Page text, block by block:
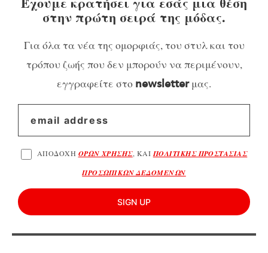
στην πρώτη σειρά της μόδας.
Για όλα τα νέα της ομορφιάς, του στυλ και του
τρόπου ζωής που δεν μπορούν να περιμένουν,
εγγραφείτε στο newsletterμας.
ΑΠΟΔΟΧΗ ΟΡΩΝ ΧΡΗΣΗΣ, ΚΑΙ ΠΟΛΙΤΙΚΗΣ ΠΡΟΣΤΑΣΙΑΣ
ΠΡΟΣΩΠΙΚΩΝ ΔΕΔΟΜΕΝΩΝ
SIGN UP